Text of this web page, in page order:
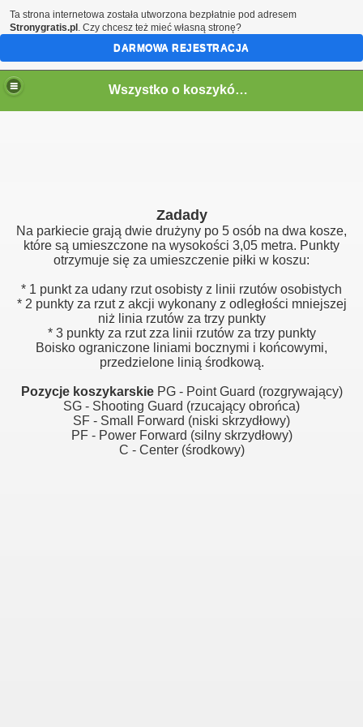
Wszystko o koszykówce
Zadady
Na parkiecie grają dwie drużyny po 5 osób na dwa kosze,
które są umieszczone na wysokości 3,05 metra. Punkty
otrzymuje się za umieszczenie piłki w koszu:
* 1 punkt za udany rzut osobisty z linii rzutów osobistych
* 2 punkty za rzut z akcji wykonany z odległości mniejszej
niż linia rzutów za trzy punkty
* 3 punkty za rzut zza linii rzutów za trzy punkty
Boisko ograniczone liniami bocznymi i końcowymi,
przedzielone linią środkową.
Pozycje koszykarskiePG - Point Guard (rozgrywający)
SG - Shooting Guard (rzucający obrońca)
SF - Small Forward (niski skrzydłowy)
PF - Power Forward (silny skrzydłowy)
C - Center (środkowy)
Ta strona internetowa została utworzona bezpłatnie pod adresem
Stronygratis.pl . Czy chcesz też mieć własną stronę?
DARMOWA REJESTRACJA